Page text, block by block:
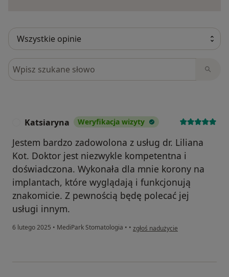
Szukaj w opiniach
Katsiaryna Weryfikacja wizyty
Jestem bardzo zadowolona z usług dr. Liliana
Kot. Doktor jest niezwykle kompetentna i
doświadczona. Wykonała dla mnie korony na
implantach, które wyglądają i funkcjonują
znakomicie. Z pewnością będę polecać jej
usługi innym.
6 lutego 2025 • MediPark Stomatologia • • w opinii użytkownika Katsiaryna
zgłoś nadużycie